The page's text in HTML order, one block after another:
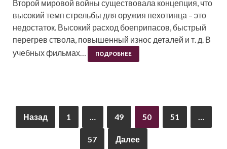
Второй мировой войны существовала концепция, что
высокий темп стрельбы для оружия пехотинца – это
недостаток. Высокий расход боеприпасов, быстрый
перегрев ствола, повышенный износ деталей и т. д. В
учебных фильмах…
ПОДРОБНЕЕ
Назад 1 … 49 50 51 …
57 Далее